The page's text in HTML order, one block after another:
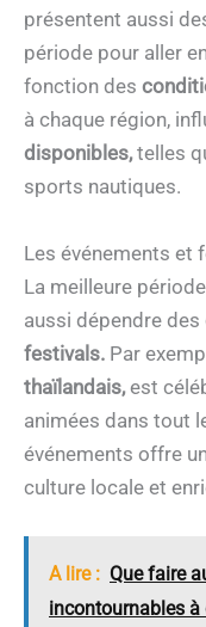
présentent aussi
période pour aller
fonction des
à chaque région,
disponibles,telles
sports nautiques.
Les événements et
La meilleure
aussi dépendre des
festivals. Par
thaïlandais,est
animées dans tout
événements offre
culture locale et
A lire : Que faire
incontournables à